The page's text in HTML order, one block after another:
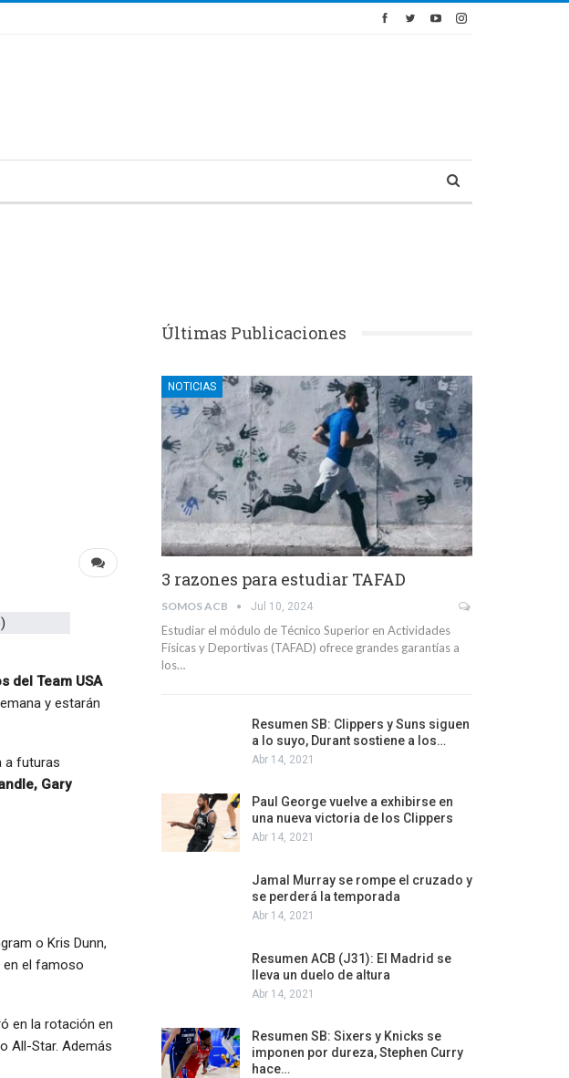
del Team USA
y estarán
a futuras
Gary
o Kris Dunn,
en el famoso
en la rotación en
All-Star. Además
Últimas Publicaciones
NOTICIAS
3 razones para estudiar TAFAD
SOMOS ACB Jul 10, 2024
Estudiar el módulo de Técnico Superior en Actividades
Físicas y Deportivas (TAFAD) ofrece grandes garantías a
los…
Resumen SB: Clippers y Suns siguen
a lo suyo, Durant sostiene a los…
Abr 14, 2021
Paul George vuelve a exhibirse en
una nueva victoria de los Clippers
Abr 14, 2021
Jamal Murray se rompe el cruzado y
se perderá la temporada
Abr 14, 2021
Resumen ACB (J31): El Madrid se
lleva un duelo de altura
Abr 14, 2021
Resumen SB: Sixers y Knicks se
imponen por dureza, Stephen Curry
hace…